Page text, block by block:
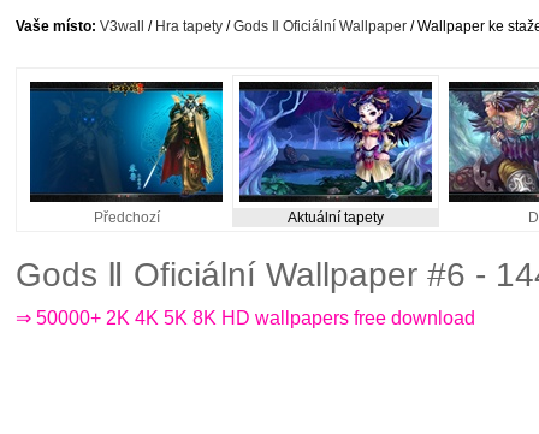
Vaše místo: V3wall / Hra tapety /Gods Ⅱ Oficiální Wallpaper / Wallpaper ke
Předchozí Aktuální tapety
Gods Ⅱ Oficiální Wallpaper #6 -
⇒ 50000+ 2K 4K 5K 8K HD wallpapers free download